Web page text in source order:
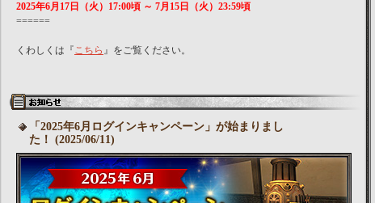
2025年6月17日（火）17:00頃 ～ 7月15日（火）23:59頃
======
くわしくは『こちら 』をご覧ください。
「2025年6月ログインキャンペーン」が始まりまし
た！ (2025/06/11)